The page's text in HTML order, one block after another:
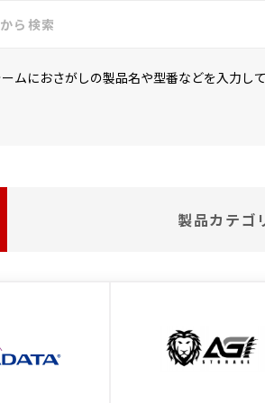
ムにおさがしの製品名や型番などを入力し
製品カテゴ